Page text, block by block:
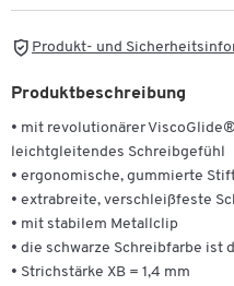
Produkt- und
Produktbeschreibung
• mit revolutionärer
leichtgleitendes Schreibgefühl
• ergonomische, gummierte
• extrabreite, verschleißfeste
• mit stabilem Metallclip
• die schwarze Schreibfarbe ist
• Strichstärke XB = 1,4 mm